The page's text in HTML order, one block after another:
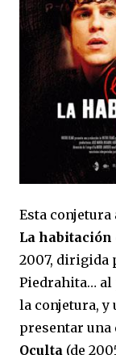
Esta
La habitación
2007, dirigida
Piedrahita…
la conjetura, y
presentar
Oculta (de